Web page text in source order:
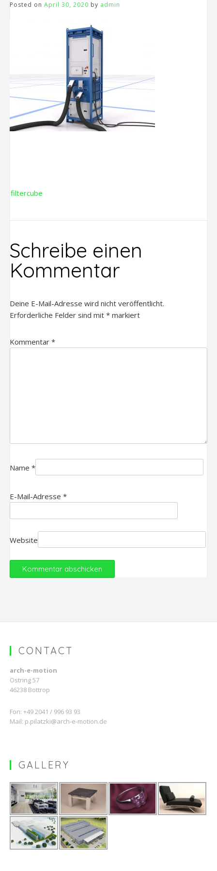
Posted on April 30, 2020 by admin
Beitragsnavigation
filtercube
Schreibe einen
Kommentar
Deine E-Mail-Adresse wird nicht veröffentlicht.
Erforderliche Felder sind mit * markiert
Kommentar *
Name *
E-Mail-Adresse *
Website
CONTACT
arch-e-motion
Ostring 57
46238 Bottrop
Fon: +49 2041 / 996 93 93
Mail: p.pilatzki@arch-e-motion.de
GALLERY